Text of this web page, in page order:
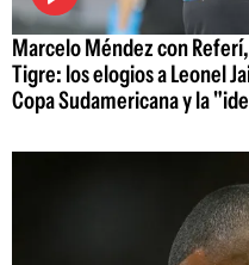
Marcelo Méndez con
Tigre: los elogios a Leonel
Copa Sudamericana y la